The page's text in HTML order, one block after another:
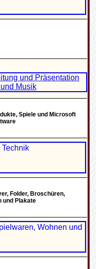
Spiele und Microsoft
Folder, Broschüren,
und Plakate